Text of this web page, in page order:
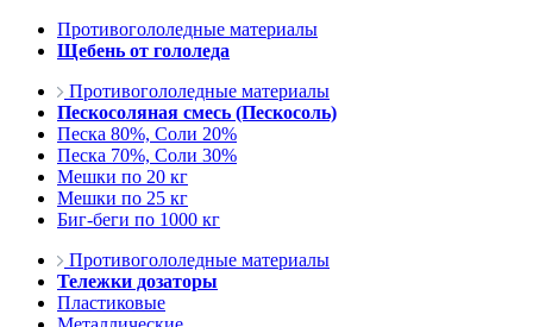
Противогололедные материалы
Щебень от гололеда
Противогололедные материалы
Пескосоляная смесь (Пескосоль)
Песка 80%, Соли 20%
Песка 70%, Соли 30%
Мешки по 20 кг
Мешки по 25 кг
Биг-беги по 1000 кг
Противогололедные материалы
Тележки дозаторы
Пластиковые